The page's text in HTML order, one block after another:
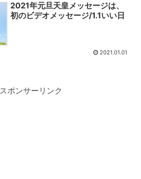
2021年元旦天皇メッセージは、
初のビデオメッセージ/1.1いい日
2021.01.01
スポンサーリンク